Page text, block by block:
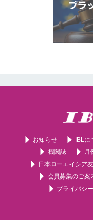
ブラ
お知らせ IBLに
機関誌
月
日本ローエイシア
会員募集のご案
プライバシ